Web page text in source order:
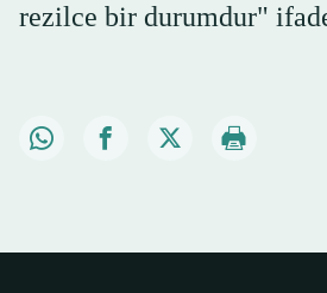
rezilce bir durumdur"